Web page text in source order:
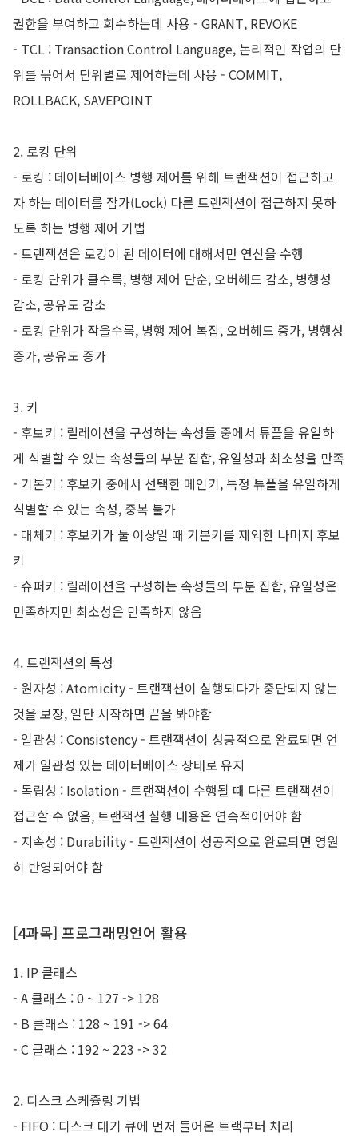
권한을 부여하고 회수하는데 사용 - GRANT, REVOKE
- TCL : Transaction Control Language, 논리적인 작업의 단
위를 묶어서 단위별로 제어하는데 사용 - COMMIT,
ROLLBACK, SAVEPOINT
2. 로킹 단위
- 로킹 : 데이터베이스 병행 제어를 위해 트랜잭션이 접근하고
자 하는 데이터를 잠가(Lock) 다른 트랜잭션이 접근하지 못하
도록 하는 병행 제어 기법
- 트랜잭션은 로킹이 된 데이터에 대해서만 연산을 수행
- 로킹 단위가 클수록, 병행 제어 단순, 오버헤드 감소, 병행성
감소, 공유도 감소
- 로킹 단위가 작을수록, 병행 제어 복잡, 오버헤드 증가, 병행성
증가, 공유도 증가
3. 키
- 후보키 : 릴레이션을 구성하는 속성들 중에서 튜플을 유일하
게 식별할 수 있는 속성들의 부분 집합, 유일성과 최소성을 만족
- 기본키 : 후보키 중에서 선택한 메인키, 특정 튜플을 유일하게
식별할 수 있는 속성, 중복 불가
- 대체키 : 후보키가 둘 이상일 때 기본키를 제외한 나머지 후보
키
- 슈퍼키 : 릴레이션을 구성하는 속성들의 부분 집합, 유일성은
만족하지만 최소성은 만족하지 않음
4. 트랜잭션의 특성
- 원자성 : Atomicity - 트랜잭션이 실행되다가 중단되지 않는
것을 보장, 일단 시작하면 끝을 봐야함
- 일관성 : Consistency - 트랜잭션이 성공적으로 완료되면 언
제가 일관성 있는 데이터베이스 상태로 유지
- 독립성 : Isolation - 트랜잭션이 수행될 때 다른 트랜잭션이
접근할 수 없음, 트랜잭션 실행 내용은 연속적이어야 함
- 지속성 : Durability - 트랜잭션이 성공적으로 완료되면 영원
히 반영되어야 함
[4과목] 프로그래밍언어 활용
1. IP 클래스
- A 클래스 : 0 ~ 127 -> 128
- B 클래스 : 128 ~ 191 -> 64
- C 클래스 : 192 ~ 223 -> 32
2. 디스크 스케쥴링 기법
- FIFO : 디스크 대기 큐에 먼저 들어온 트랙부터 처리